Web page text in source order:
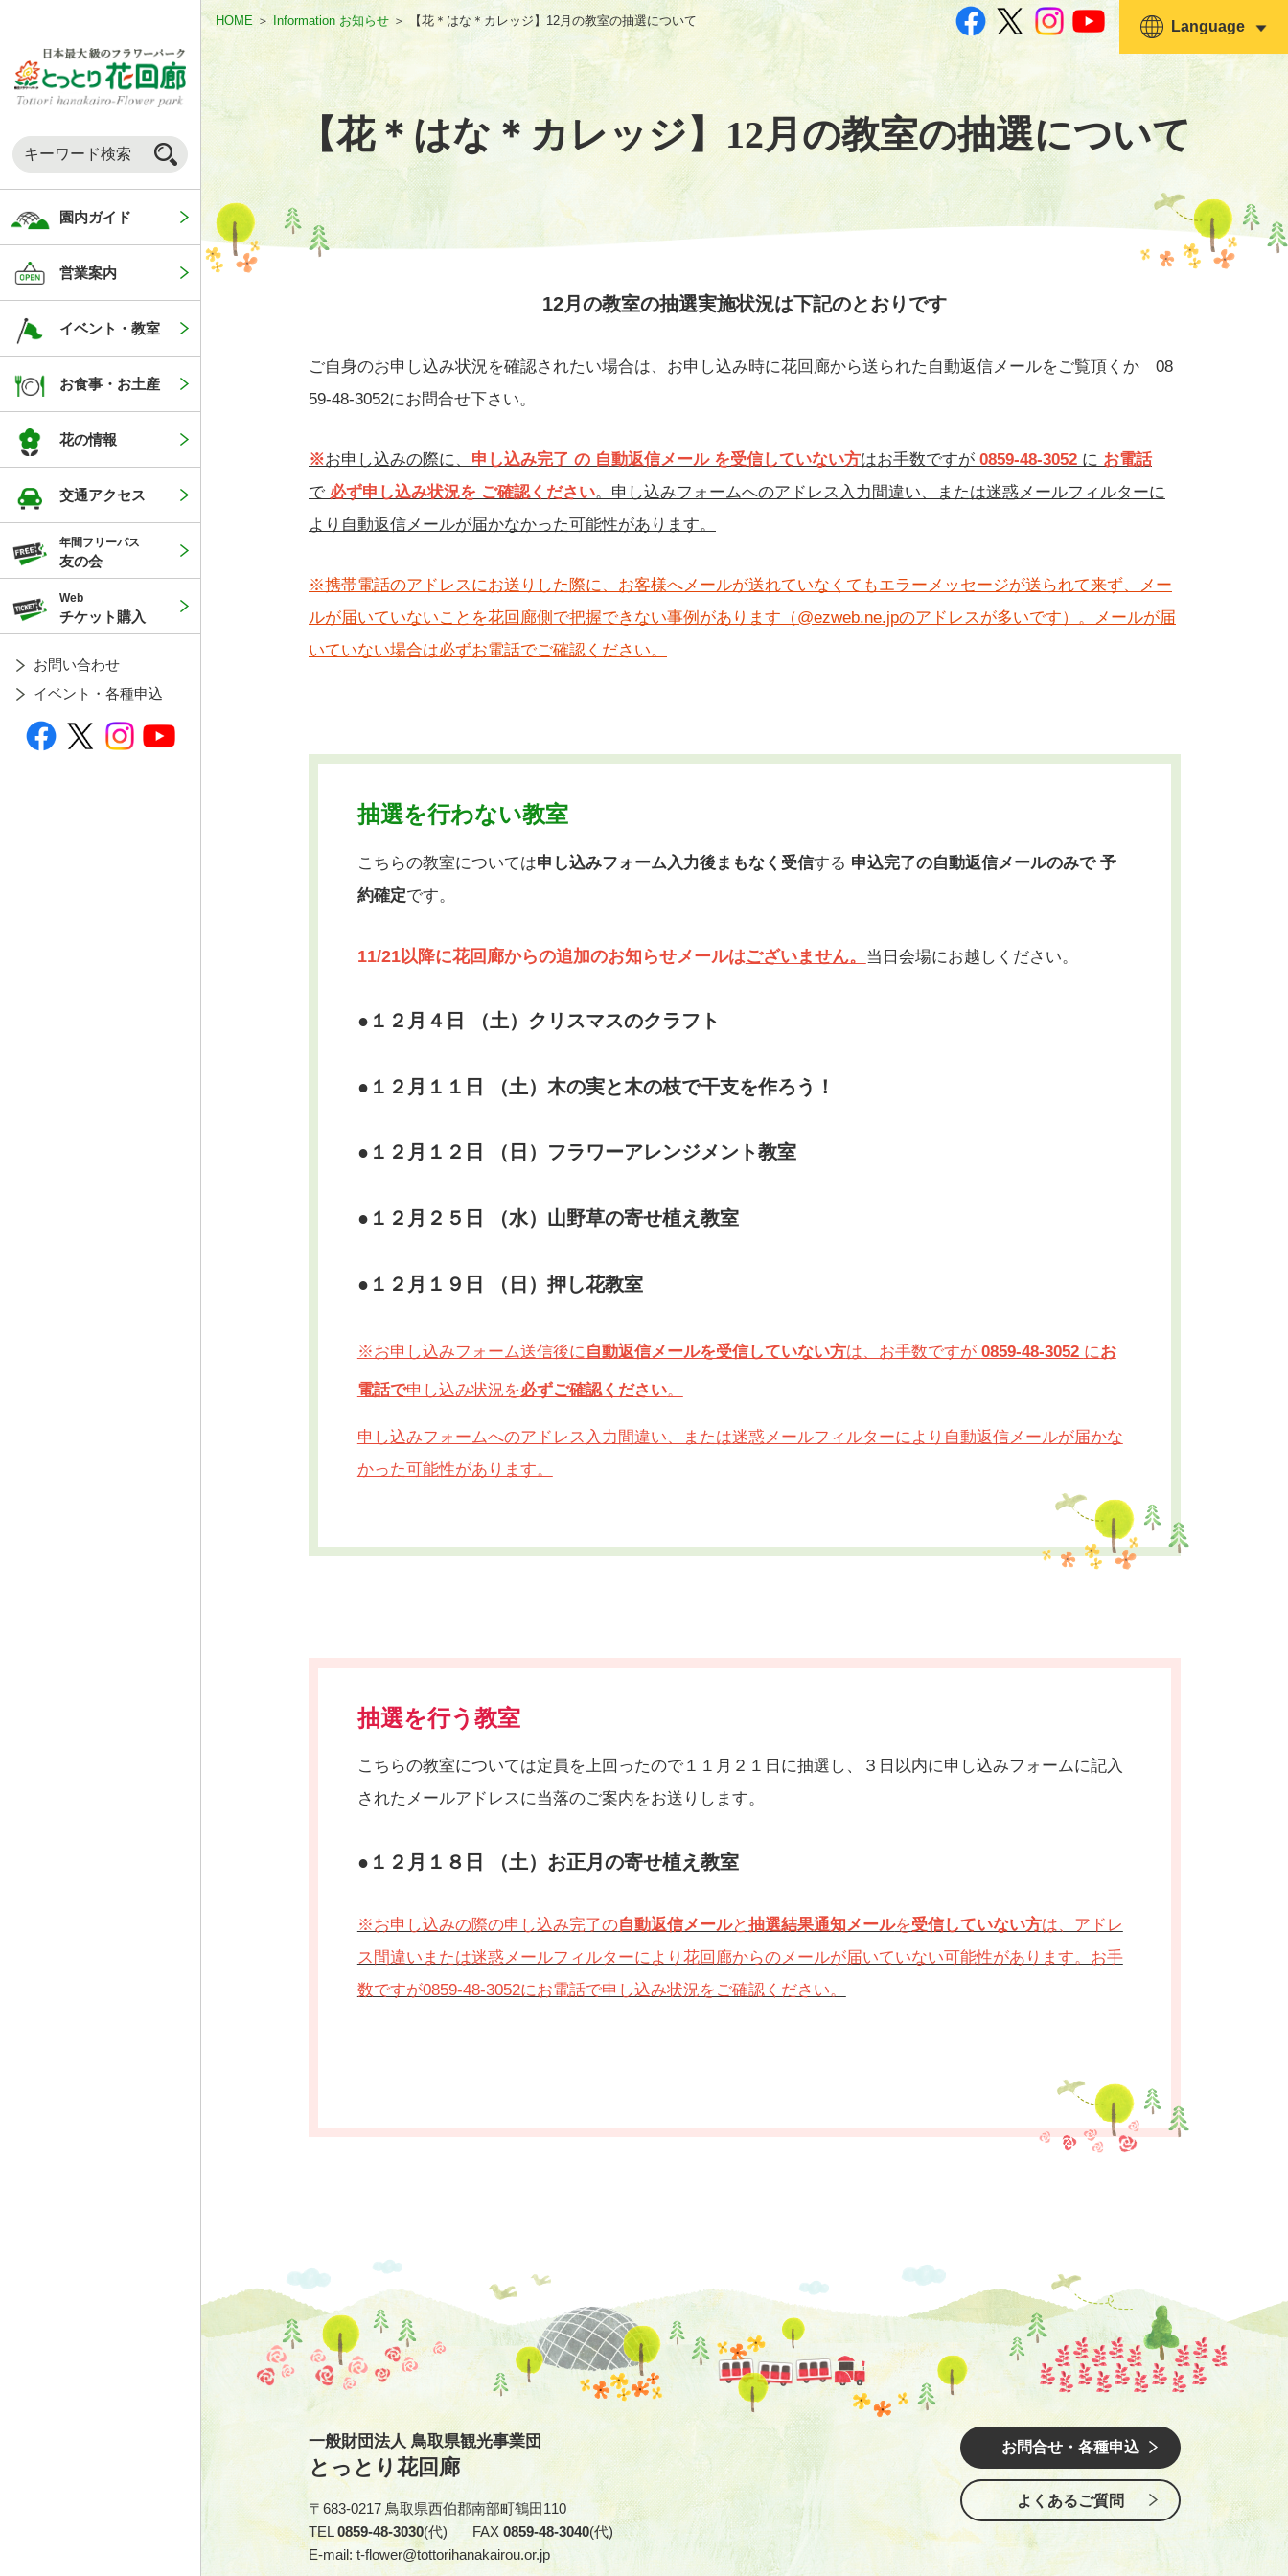
園内ガイド
営業案内
イベント・教室
お食事・お土産
花の情報
交通アクセス
年間フリーパス
友の会
Web
チケット購入
お問い合わせ
イベント・各種申込
HOME＞ Information お知らせ ＞ 【花＊はな＊カレッジ】12月の教室の抽選について
【花＊はな＊カレッジ】12月の教室の抽選について
Language
12月の教室の抽選実施状況は下記のとおりです
ご自身のお申し込み状況を確認されたい場合は、お申し込み時に花回廊から送られた自動返信メールをご覧頂くか 08
59-48-3052にお問合せ下さい。
※お申し込みの際に、 申し込み完了 の 自動返信メール を受信していない方はお手数ですが 0859-48-3052 に お電話
で 必ず申し込み状況を ご確認ください。申し込みフォームへのアドレス入力間違い、または迷惑メールフィルターに
より自動返信メールが届かなかった可能性があります。
※携帯電話のアドレスにお送りした際に、お客様へメールが送れていなくてもエラーメッセージが送られて来ず、メー
ルが届いていないことを花回廊側で把握できない事例があります （@ezweb.ne.jpのアドレスが多いです） 。
メールが届
いていない場合は必ずお電話でご確認ください。
抽選を行わない教室
こちらの教室については申し込みフォーム入力後まもなく受信する 申込完了の自動返信メールのみで 予
約確定です。
11/21以降に花回廊からの追加のお知らせメールはございません。 当日会場にお越しください。
●１２月４日 （土）クリスマスのクラフト
●１２月１１日 （土）木の実と木の枝で干支を作ろう！
●１２月１２日 （日）フラワーアレンジメント教室
●１２月２５日 （水）山野草の寄せ植え教室
●１２月１９日 （日）押し花教室
※お申し込みフォーム送信後に 自動返信メールを受信していない方は、お手数ですが 0859-48-3052 にお
電話で申し込み状況を必ずご確認ください。
申し込みフォームへのアドレス入力間違い、または迷惑メールフィルターにより自動返信メールが届かな
かった可能性があります。
抽選を行う教室
こちらの教室については定員を上回ったので１１月２１日に抽選し、３日以内に申し込みフォームに記入
されたメールアドレスに当落のご案内をお送りします。
●１２月１８日 （土）お正月の寄せ植え教室
※お申し込みの際の申し込み完了の自動返信メールと抽選結果通知メールを受信していない方は、アドレ
ス間違いまたは迷惑メールフィルターにより花回廊からのメールが届いていない可能性があります。お手
数ですが0859-48-3052にお電話で申し込み状況をご確認ください。
一般財団法人 鳥取県観光事業団
とっとり花回廊
〒683-0217 鳥取県西伯郡南部町鶴田110
TEL0859-48-3030(代) FAX 0859-48-3040(代)
E-mail: t-flower@tottorihanakairou.or.jp
お問合せ・各種申込
よくあるご質問